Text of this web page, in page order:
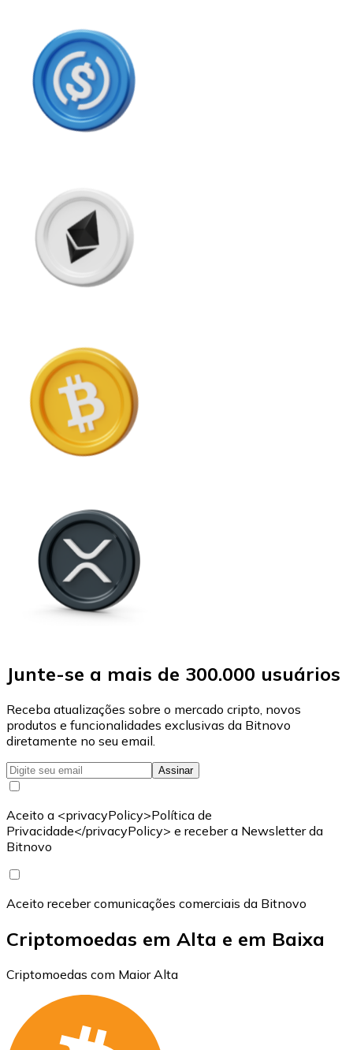
Junte-se a mais de 300.000 usuários
Receba atualizações sobre o mercado cripto, novos
produtos e funcionalidades exclusivas da Bitnovo
diretamente no seu email.
Assinar
Aceito a <privacyPolicy>Política de
Privacidade</privacyPolicy> e receber a Newsletter da
Bitnovo
Aceito receber comunicações comerciais da Bitnovo
Criptomoedas em Alta e em Baixa
Criptomoedas com Maior Alta